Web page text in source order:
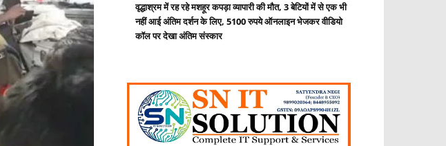
वृद्धाश्रम में रह रहे मशहूर कपड़ा व्यापारी की मौत, 3 बेटियों में से एक भी
नहीं आई अंतिम दर्शन के लिए, 5100 रुपये ऑनलाइन भेजकर वीडियो
कॉल पर देखा अंतिम संस्कार